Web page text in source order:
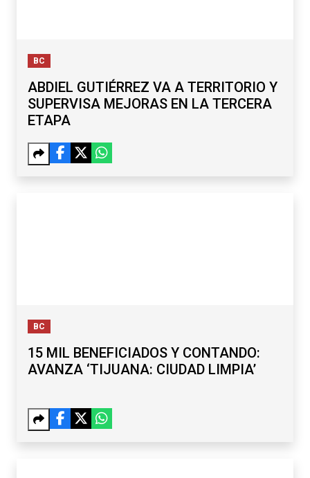
BC
ABDIEL GUTIÉRREZ VA A TERRITORIO Y
SUPERVISA MEJORAS EN LA TERCERA
ETAPA
BC
15 MIL BENEFICIADOS Y CONTANDO:
AVANZA ‘TIJUANA: CIUDAD LIMPIA’